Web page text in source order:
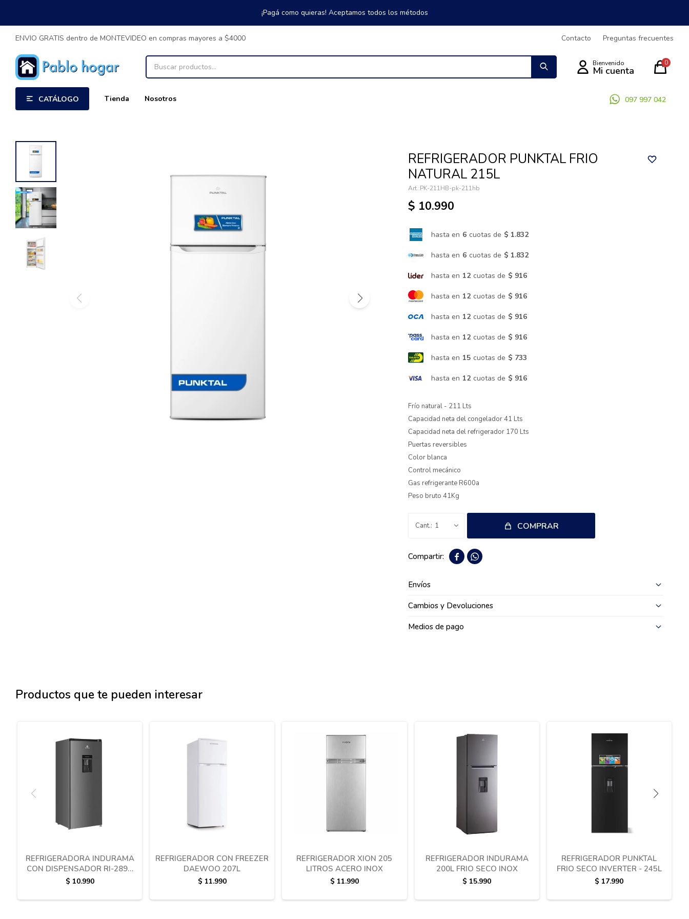
¡Pagá como quieras! Aceptamos todos los métodos
CATÁLOGO Tienda Nosotros 097 997 042
0
ENVIO GRATIS dentro de MONTEVIDEO en compras mayores a $4000 Contacto Preguntas frecuentes
REFRIGERADOR PUNKTAL FRIO
NATURAL 215L
PK-211HB-pk-211hb
$ 10.990
hasta en 6 cuotas de $ 1.832
hasta en 6 cuotas de $ 1.832
hasta en 12 cuotas de $ 916
hasta en 12 cuotas de $ 916
hasta en 12 cuotas de $ 916
hasta en 12 cuotas de $ 916
hasta en 15 cuotas de $ 733
hasta en 12 cuotas de $ 916
Frío natural - 211 Lts
Capacidad neta del congelador 41 Lts
Capacidad neta del refrigerador 170 Lts
Puertas reversibles
Color blanca
Control mecánico
Gas refrigerante R600a
Peso bruto 41Kg
1 COMPRAR
 
Envíos
Cambios y Devoluciones
Medios de pago
Productos que te pueden interesar
REFRIGERADORA INDURAMA
CON DISPENSADOR RI-289D
173 LITROS
$ 10.990
REFRIGERADOR CON FREEZER
DAEWOO 207L
$ 11.990
REFRIGERADOR XION 205
LITROS ACERO INOX
$ 11.990
REFRIGERADOR INDURAMA
200L FRIO SECO INOX
$ 15.990
REFRIGERADOR PUNKTAL
FRIO SECO INVERTER - 245L
$ 17.990